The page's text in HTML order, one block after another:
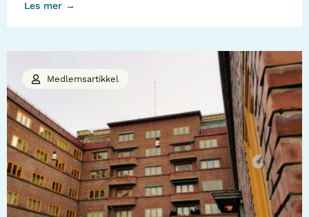
Les mer →
Medlemsartikkel